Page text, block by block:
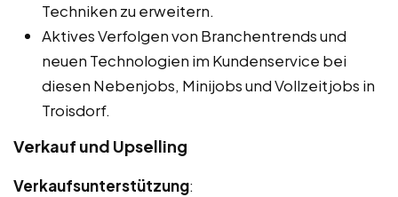
Techniken zu erweitern.
Aktives Verfolgen von Branchentrends und
neuen Technologien im Kundenservice bei
diesen Nebenjobs, Minijobs und Vollzeitjobs in
Troisdorf.
Verkauf und Upselling
Verkaufsunterstützung: